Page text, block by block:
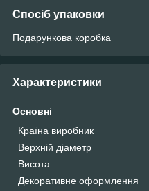
Спосіб упаковки
Подарункова коробка
Характеристики
Основні
Країна виробник
Верхній діаметр
Висота
Декоративне оформлення